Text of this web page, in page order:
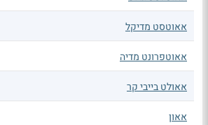
אאוטסט מדיקל
אאוטפרונט מדיה
אאולט בייבי קר
אאון